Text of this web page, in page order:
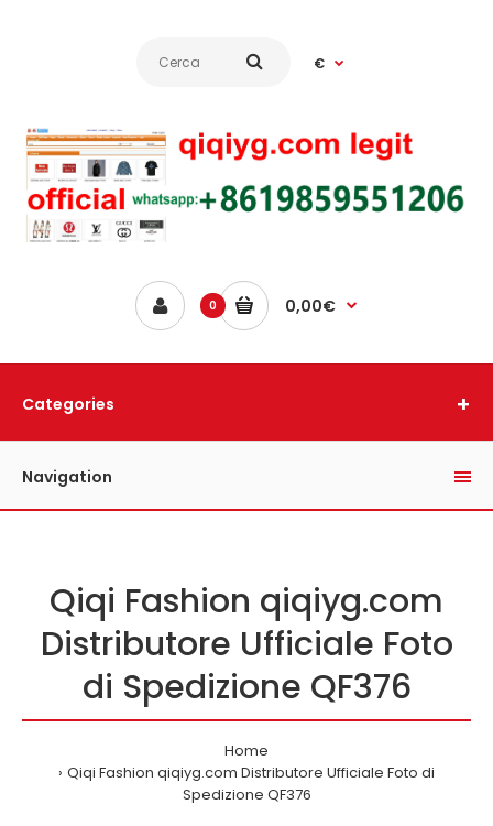
€
0 0,00€
Categories
Navigation
Qiqi Fashion qiqiyg.com
Distributore Ufficiale Foto
di Spedizione QF376
Home
Qiqi Fashion qiqiyg.com Distributore Ufficiale Foto di
Spedizione QF376